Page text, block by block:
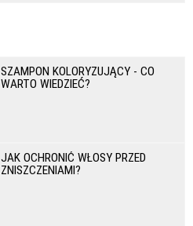
SZAMPON KOLORYZUJĄCY - CO
WARTO WIEDZIEĆ?
JAK OCHRONIĆ WŁOSY PRZED
ZNISZCZENIAMI?